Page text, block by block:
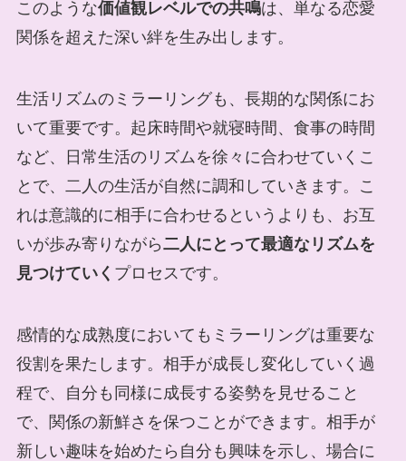
このような価値観レベルでの共鳴は、単なる恋愛
関係を超えた深い絆を生み出します。
生活リズムのミラーリングも、長期的な関係にお
いて重要です。起床時間や就寝時間、食事の時間
など、日常生活のリズムを徐々に合わせていくこ
とで、二人の生活が自然に調和していきます。こ
れは意識的に相手に合わせるというよりも、お互
いが歩み寄りながら二人にとって最適なリズムを
見つけていく プロセスです。
感情的な成熟度においてもミラーリングは重要な
役割を果たします。相手が成長し変化していく過
程で、自分も同様に成長する姿勢を見せること
で、関係の新鮮さを保つことができます。相手が
新しい趣味を始めたら自分も興味を示し、場合に